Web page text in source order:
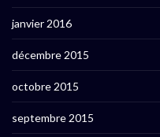
janvier 2016
décembre 2015
octobre 2015
septembre 2015